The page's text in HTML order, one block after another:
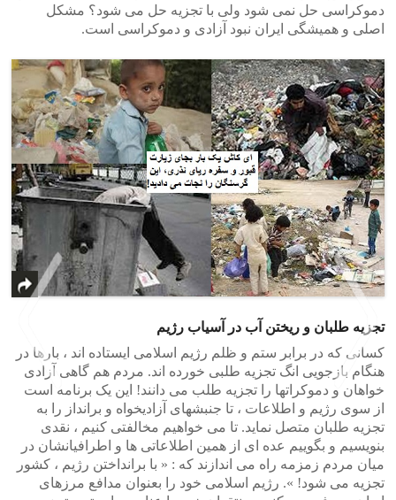
دموکراسی حل نمی شود ولی با تجزیه حل می شود؟ مشکل
اصلی و همیشگی ایران نبود آزادی و دموکراسی است.
تجزیه طلبان و ریختن آب در آسیاب رژیم
کسانی که در برابر ستم و ظلم رژیم اسلامی ایستاده اند ، بارها در
هنگام بازجویی انگ تجزیه طلبی خورده اند. مردم هم گاهی آزادی
خواهان و دموکراتها را تجزیه طلب می دانند! این یک برنامه است
از سوی رژیم و اطلاعات ، تا جنبشهای آزادیخواه و برانداز را به
تجزیه طلبان متصل نماید. تا می خواهیم مخالفتی کنیم ، نقدی
بنویسیم و بگوییم عده ای از همین اطلاعاتی ها و اطرافیانشان در
میان مردم زمزمه راه می اندازند که : « با برانداختن رژیم ، کشور
تجزیه می شود! ». رژیم اسلامی خود را بعنوان مدافع مرزهای
<
>